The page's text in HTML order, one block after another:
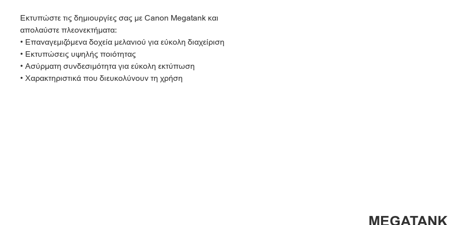
Εκτυπώστε τις δημιουργίες σας με Canon Megatank και
απολαύστε πλεονεκτήματα:
• Επαναγεμιζόμενα δοχεία μελανιού για εύκολη διαχείριση
• Εκτυπώσεις υψηλής ποιότητας
• Ασύρματη συνδεσιμότητα για εύκολη εκτύπωση
• Χαρακτηριστικά που διευκολύνουν τη χρήση